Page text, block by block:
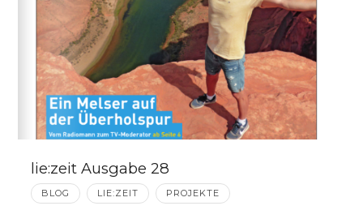
lie:zeit Ausgabe 28
BLOG LIE:ZEIT PROJEKTE